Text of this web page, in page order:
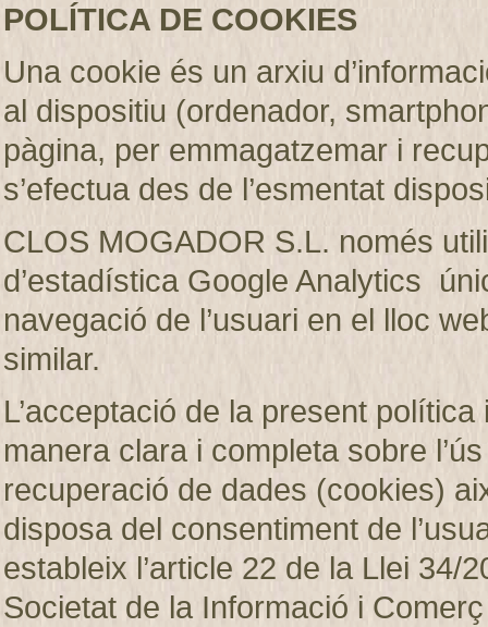
POLÍTICA DE COOKIES
Una cookie és un arxiu
al dispositiu (ordenador,
pàgina, per emmagatzemar i
s’efectua des de l’esmentat
CLOS MOGADOR S.L. només
d’estadística Google Analytics
navegació de l’usuari en el lloc
similar.
L’acceptació de la present
manera clara i completa sobre
recuperació de dades (cookies)
disposa del consentiment de
estableix l’article 22 de la Llei 34/
Societat de la Informació i